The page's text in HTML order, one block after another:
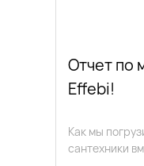
Как мы
сантехники
Отчет по
Effebi!